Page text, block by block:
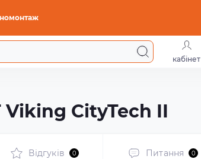
кабінет
Viking CityTech II
Відгуків 0 Питання 0